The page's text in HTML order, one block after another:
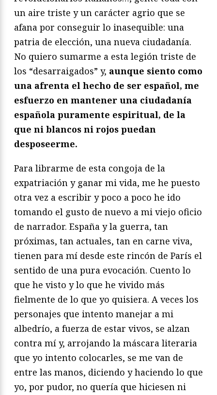
un aire triste y un carácter agrio que se
afana por conseguir lo inasequible: una
patria de elección, una nueva ciudadanía.
No quiero sumarme a esta legión triste de
los “desarraigados” y, aunque siento como
una afrenta el hecho de ser español, me
esfuerzo en mantener una ciudadanía
española puramente espiritual, de la
que ni blancos ni rojos puedan
desposeerme.
Para librarme de esta congoja de la
expatriación y ganar mi vida, me he puesto
otra vez a escribir y poco a poco he ido
tomando el gusto de nuevo a mi viejo oficio
de narrador. España y la guerra, tan
próximas, tan actuales, tan en carne viva,
tienen para mí desde este rincón de París el
sentido de una pura evocación. Cuento lo
que he visto y lo que he vivido más
fielmente de lo que yo quisiera. A veces los
personajes que intento manejar a mi
albedrío, a fuerza de estar vivos, se alzan
contra mí y, arrojando la máscara literaria
que yo intento colocarles, se me van de
entre las manos, diciendo y haciendo lo que
yo, por pudor, no quería que hiciesen ni